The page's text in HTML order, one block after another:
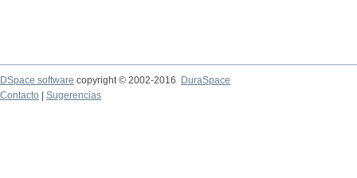
DSpace software copyright © 2002-2016
DuraSpace
Contacto
Sugerencias